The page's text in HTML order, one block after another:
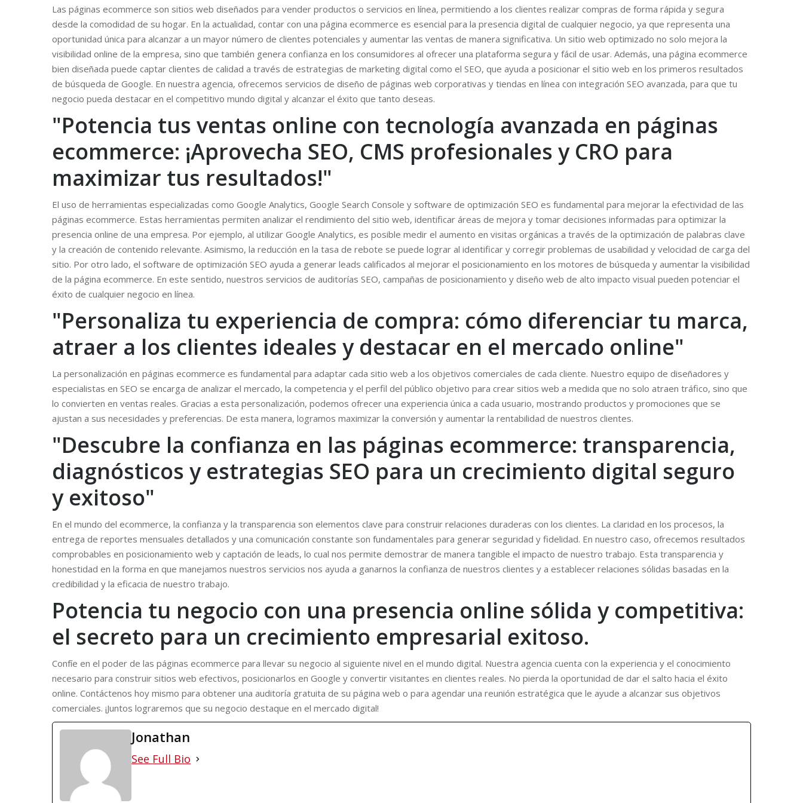
Las páginas ecommerce son sitios web diseñados para vender productos o servicios en línea, permitiendo a los clientes realizar compras de forma rápida y segura
desde la comodidad de su hogar. En la actualidad, contar con una página ecommerce es esencial para la presencia digital de cualquier negocio, ya que representa una
oportunidad única para alcanzar a un mayor número de clientes potenciales y aumentar las ventas de manera significativa. Un sitio web optimizado no solo mejora la
visibilidad online de la empresa, sino que también genera confianza en los consumidores al ofrecer una plataforma segura y fácil de usar. Además, una página ecommerce
bien diseñada puede captar clientes de calidad a través de estrategias de marketing digital como el SEO, que ayuda a posicionar el sitio web en los primeros resultados
de búsqueda de Google. En nuestra agencia, ofrecemos servicios de diseño de páginas web corporativas y tiendas en línea con integración SEO avanzada, para que tu
negocio pueda destacar en el competitivo mundo digital y alcanzar el éxito que tanto deseas.
"Potencia tus ventas online con tecnología avanzada en páginas
ecommerce: ¡Aprovecha SEO, CMS profesionales y CRO para
maximizar tus resultados!"
El uso de herramientas especializadas como Google Analytics, Google Search Console y software de optimización SEO es fundamental para mejorar la efectividad de las
páginas ecommerce. Estas herramientas permiten analizar el rendimiento del sitio web, identificar áreas de mejora y tomar decisiones informadas para optimizar la
presencia online de una empresa. Por ejemplo, al utilizar Google Analytics, es posible medir el aumento en visitas orgánicas a través de la optimización de palabras clave
y la creación de contenido relevante. Asimismo, la reducción en la tasa de rebote se puede lograr al identificar y corregir problemas de usabilidad y velocidad de carga del
sitio. Por otro lado, el software de optimización SEO ayuda a generar leads calificados al mejorar el posicionamiento en los motores de búsqueda y aumentar la visibilidad
de la página ecommerce. En este sentido, nuestros servicios de auditorías SEO, campañas de posicionamiento y diseño web de alto impacto visual pueden potenciar el
éxito de cualquier negocio en línea.
"Personaliza tu experiencia de compra: cómo diferenciar tu marca,
atraer a los clientes ideales y destacar en el mercado online"
La personalización en páginas ecommerce es fundamental para adaptar cada sitio web a los objetivos comerciales de cada cliente. Nuestro equipo de diseñadores y
especialistas en SEO se encarga de analizar el mercado, la competencia y el perfil del público objetivo para crear sitios web a medida que no solo atraen tráfico, sino que
lo convierten en ventas reales. Gracias a esta personalización, podemos ofrecer una experiencia única a cada usuario, mostrando productos y promociones que se
ajustan a sus necesidades y preferencias. De esta manera, logramos maximizar la conversión y aumentar la rentabilidad de nuestros clientes.
"Descubre la confianza en las páginas ecommerce: transparencia,
diagnósticos y estrategias SEO para un crecimiento digital seguro
y exitoso"
En el mundo del ecommerce, la confianza y la transparencia son elementos clave para construir relaciones duraderas con los clientes. La claridad en los procesos, la
entrega de reportes mensuales detallados y una comunicación constante son fundamentales para generar seguridad y fidelidad. En nuestro caso, ofrecemos resultados
comprobables en posicionamiento web y captación de leads, lo cual nos permite demostrar de manera tangible el impacto de nuestro trabajo. Esta transparencia y
honestidad en la forma en que manejamos nuestros servicios nos ayuda a ganarnos la confianza de nuestros clientes y a establecer relaciones sólidas basadas en la
credibilidad y la eficacia de nuestro trabajo.
Potencia tu negocio con una presencia online sólida y competitiva:
el secreto para un crecimiento empresarial exitoso.
Confíe en el poder de las páginas ecommerce para llevar su negocio al siguiente nivel en el mundo digital. Nuestra agencia cuenta con la experiencia y el conocimiento
necesario para construir sitios web efectivos, posicionarlos en Google y convertir visitantes en clientes reales. No pierda la oportunidad de dar el salto hacia el éxito
online. Contáctenos hoy mismo para obtener una auditoría gratuita de su página web o para agendar una reunión estratégica que le ayude a alcanzar sus objetivos
comerciales. ¡Juntos lograremos que su negocio destaque en el mercado digital!
Jonathan
See Full Bio